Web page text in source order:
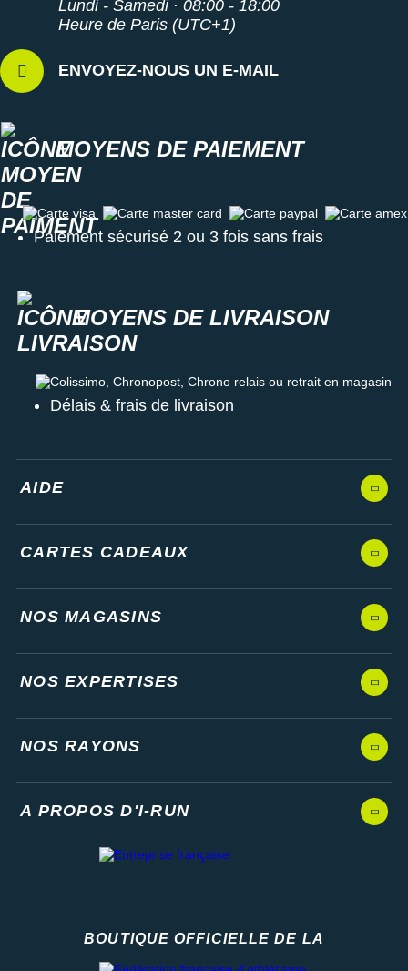
Lundi - Samedi · 08:00 - 18:00
Heure de Paris (UTC+1)
ENVOYEZ-NOUS UN E-MAIL
MOYENS DE PAIEMENT
Carte visa Carte master card Carte paypal Carte amex
Paiement sécurisé 2 ou 3 fois sans frais
MOYENS DE LIVRAISON
Colissimo, Chronopost, Chrono relais ou retrait en magasin
Délais & frais de livraison
AIDE
CARTES CADEAUX
NOS MAGASINS
NOS EXPERTISES
NOS RAYONS
A PROPOS D'I-RUN
BOUTIQUE OFFICIELLE DE LA